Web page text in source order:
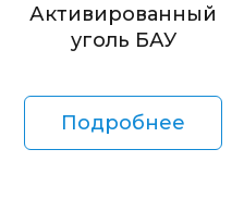
Активированный
уголь БАУ
Подробнее